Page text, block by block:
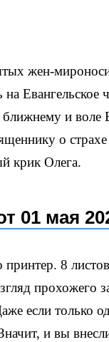
жен-
Евангельское
и воле
о страхе
крик Олега.
01 мая
8
прохожего
если только
и вы